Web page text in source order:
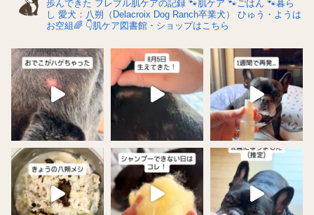
歩んできた フレブル肌ケアの記録 🐾肌ケア 🐾ごはん 🐾暮ら
し 愛犬：八朔（Delacroix Dog Ranch卒業犬）
ひゅう・ようは
お空組🌈 👇肌ケア図書館・ショップはこちら